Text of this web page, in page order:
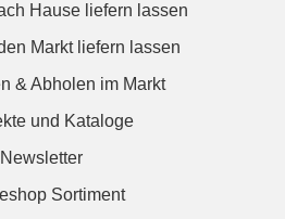
Hause liefern lassen
Markt liefern lassen
& Abholen im Markt
und Kataloge
Newsletter
Sortiment